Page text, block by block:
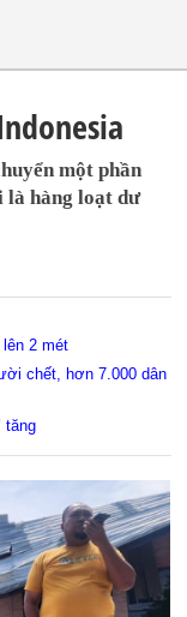
một phần
là hàng loạt dư
2 mét
chết, hơn 7.000 dân
tăng